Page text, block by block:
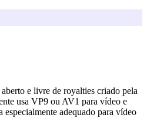
e livre de royalties criado pela
usa VP9 ou AV1 para vídeo e
adequado para vídeo